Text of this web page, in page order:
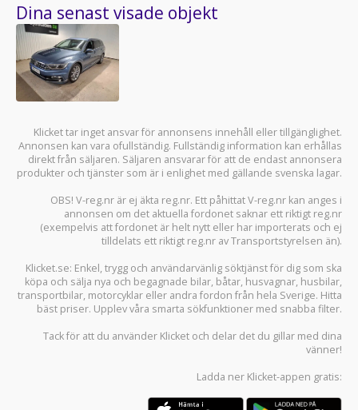
Dina senast visade objekt
Klicket tar inget ansvar för annonsens innehåll eller tillgänglighet.
Annonsen kan vara ofullständig. Fullständig information kan erhållas
direkt från säljaren. Säljaren ansvarar för att de endast annonsera
produkter och tjänster som är i enlighet med gällande svenska lagar.
OBS! V-reg.nr är ej äkta reg.nr. Ett påhittat V-reg.nr kan anges i
annonsen om det aktuella fordonet saknar ett riktigt reg.nr
(exempelvis att fordonet är helt nytt eller har importerats och ej
tilldelats ett riktigt reg.nr av Transportstyrelsen än).
Klicket.se: Enkel, trygg och användarvänlig söktjänst för dig som ska
köpa och sälja nya och begagnade bilar, båtar, husvagnar, husbilar,
transportbilar, motorcyklar eller andra fordon från hela Sverige. Hitta
bäst priser. Upplev våra smarta sökfunktioner med snabba filter.
Tack för att du använder Klicket och delar det du gillar med dina
vänner!
Ladda ner Klicket-appen gratis: